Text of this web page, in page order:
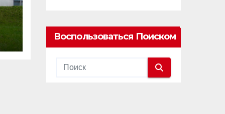
Воспользоваться Поиском